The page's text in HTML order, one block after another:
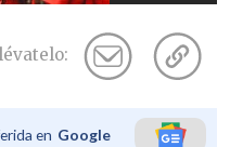
en Google